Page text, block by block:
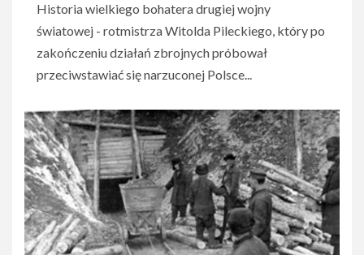
Historia wielkiego bohatera drugiej wojny
światowej - rotmistrza Witolda Pileckiego, który po
zakończeniu działań zbrojnych próbował
przeciwstawiać się narzuconej Polsce...